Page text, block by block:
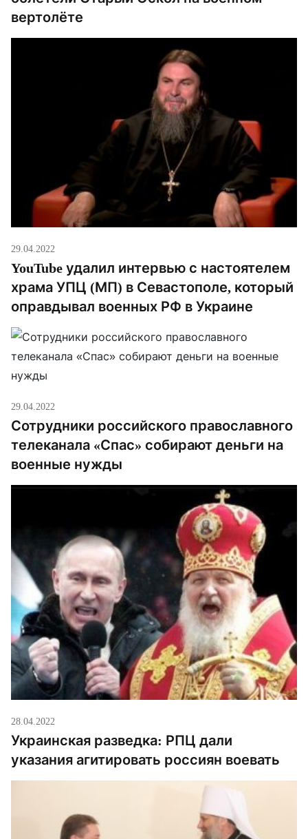
вертолёте
29.04.2022
YouTube удалил интервью с настоятелем
храма УПЦ (МП) в Севастополе, который
оправдывал военных РФ в Украине
29.04.2022
Сотрудники российского православного
телеканала «Спас» собирают деньги на
военные нужды
28.04.2022
Украинская разведка: РПЦ дали
указания агитировать россиян воевать